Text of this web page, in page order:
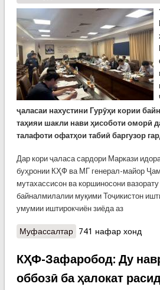
ҷаласаи нахустини Гурӯҳи кории
таҳияи шакли нави ҳисоботи оморӣ
талафоти офатҳои табиӣ баргузор
Дар кори ҷаласа сардори Маркази
буҳронии КҲФ ва МГ генерал-майор
мутахассисон ва коршиносони
байналмилалии муқими Тоҷикистон
умумии иштирокчиён зиёда аз
Муфассалтаро Дар МИҲБ КҲФ
741 нафар хонд
КҲФ-Зафаробод: Ду
оббозӣ ба ҳалокат